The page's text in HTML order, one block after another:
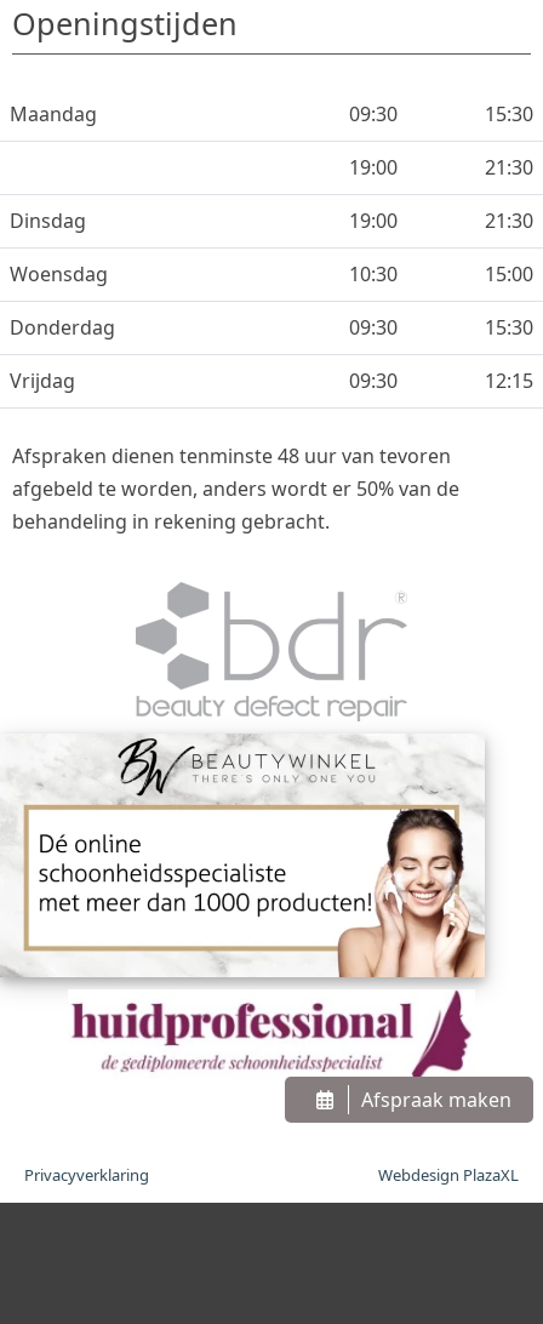
Openingstijden
Maandag 09:30
15:30
19:00
21:30
Dinsdag
19:00
21:30
Woensdag
10:30
15:00
Donderdag
09:30
15:30
Vrijdag
09:30 12:15
Afspraken dienen tenminste 48 uur van tevoren
afgebeld te worden, anders wordt er 50% van de
behandeling in rekening gebracht.
Afspraak maken
Privacyverklaring Webdesign PlazaXL